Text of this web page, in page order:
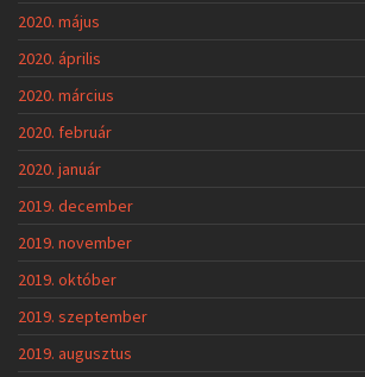
2020. május
2020. április
2020. március
2020. február
2020. január
2019. december
2019. november
2019. október
2019. szeptember
2019. augusztus